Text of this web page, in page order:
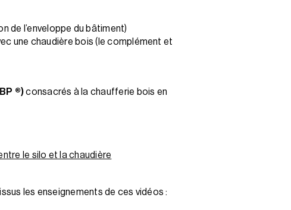
de l’enveloppe du bâtiment)
une chaudière bois (le complément et
®)consacrés à la chaufferie bois en
le silo et la chaudière
les enseignements de ces vidéos :